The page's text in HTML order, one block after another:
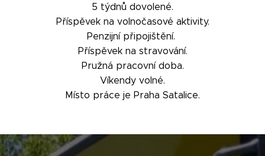
5 týdnů dovolené.
Příspěvek na volnočasové aktivity.
Penzijní připojištění.
Příspěvek na stravování.
Pružná pracovní doba.
Víkendy volné.
Místo práce je Praha Satalice.